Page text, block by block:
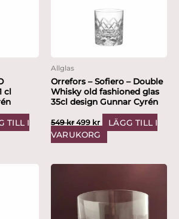
cl
TILL I
Allglas
Orrefors – Sofiero – Double
Whisky old fashioned glas
35cl design Gunnar Cyrén
549kr 499 kr
LÄGG TILL I
VARUKORG